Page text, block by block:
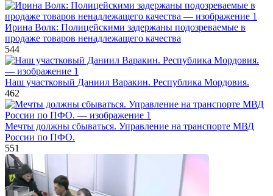
Ирина Волк: Полицейскими задержаны подозреваемые в
продаже товаров ненадлежащего качества
544
Наш участковый Даниил Варакин. Республика Мордовия.
462
Мечты должны сбываться. Управление на транспорте МВД
России по ПФО.
551